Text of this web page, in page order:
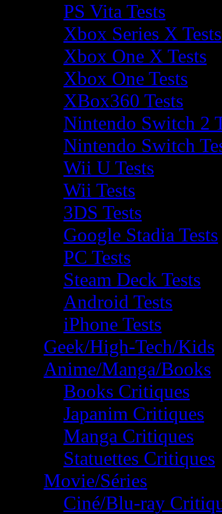
PS Vita Tests
Xbox Series X Tests
Xbox One X Tests
Xbox One Tests
XBox360 Tests
Nintendo Switch 2
Nintendo Switch
Wii U Tests
Wii Tests
3DS Tests
Google Stadia Tests
PC Tests
Steam Deck Tests
Android Tests
iPhone Tests
Geek/High-Tech/Kids
Anime/Manga/Books
Books Critiques
Japanim Critiques
Manga Critiques
Statuettes Critiques
Movie/Séries
Ciné/Blu-ray